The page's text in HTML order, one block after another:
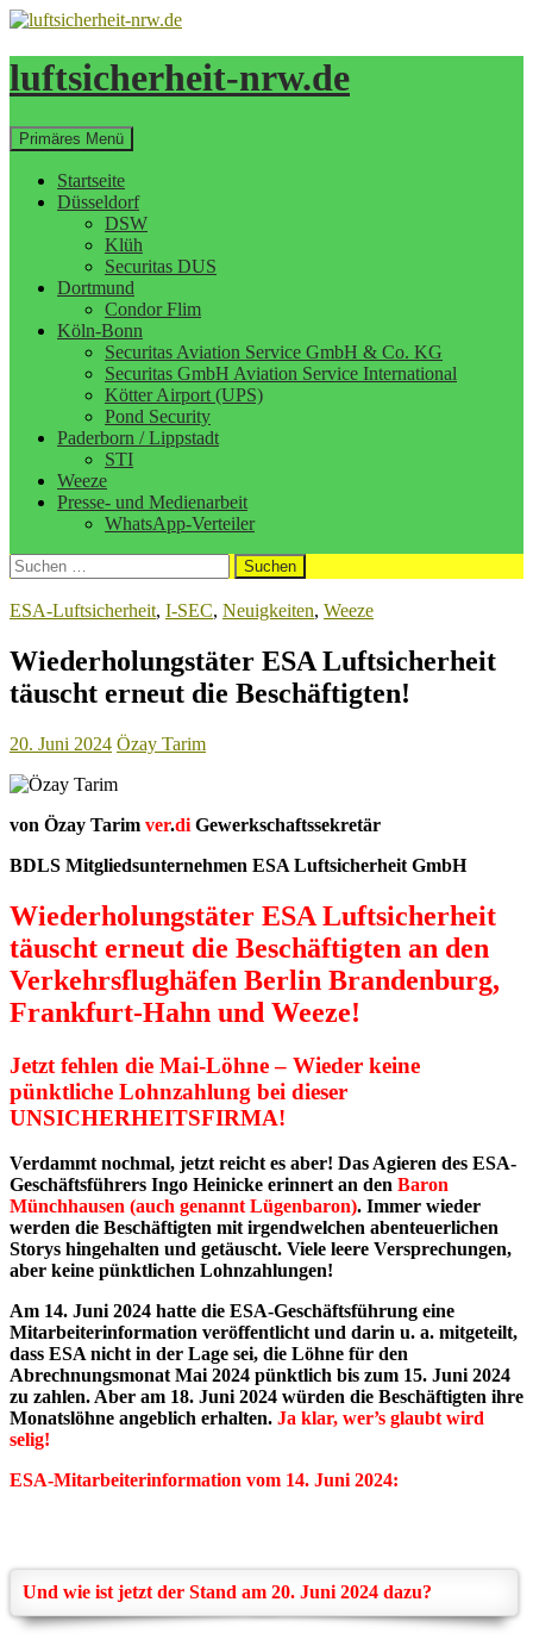
Zum
springen
luftsicherheit-nrw.de
Suchen
Primäres Menü
Startseite
Düsseldorf
DSW
Klüh
Securitas DUS
Dortmund
Condor Flim
Köln-Bonn
Securitas Aviation Service GmbH & Co. KG
Securitas GmbH Aviation Service International
Kötter Airport (UPS)
Pond Security
Paderborn / Lippstadt
STI
Weeze
Presse- und Medienarbeit
WhatsApp-Verteiler
Suchen
nach:
ESA-Luftsicherheit, I-SEC, Neuigkeiten, Weeze
Wiederholungstäter ESA Luftsicherheit
täuscht erneut die Beschäftigten!
20. Juni 2024 Özay Tarim
von Özay Tarim ver.di Gewerkschaftssekretär
BDLS Mitgliedsunternehmen ESA Luftsicherheit GmbH
Wiederholungstäter ESA Luftsicherheit
täuscht erneut die Beschäftigten an den
Verkehrsflughäfen Berlin Brandenburg,
Frankfurt-Hahn und Weeze!
Jetzt fehlen die Mai-Löhne – Wieder keine
pünktliche Lohnzahlung bei dieser
UNSICHERHEITSFIRMA!
Verdammt nochmal, jetzt reicht es aber! Das Agieren des ESA-
Geschäftsführers Ingo Heinicke erinnert an den Baron
Münchhausen (auch genannt Lügenbaron). Immer wieder
werden die Beschäftigten mit irgendwelchen abenteuerlichen
Storys hingehalten und getäuscht. Viele leere Versprechungen,
aber keine pünktlichen Lohnzahlungen!
Am 14. Juni 2024 hatte die ESA-Geschäftsführung eine
Mitarbeiterinformation veröffentlicht und darin u. a. mitgeteilt,
dass ESA nicht in der Lage sei, die Löhne für den
Abrechnungsmonat Mai 2024 pünktlich bis zum 15. Juni 2024
zu zahlen. Aber am 18. Juni 2024 würden die Beschäftigten ihre
Monatslöhne angeblich erhalten. Ja klar, wer’s glaubt wird
selig!
ESA-Mitarbeiterinformation vom 14. Juni 2024:
Und wie ist jetzt der Stand am 20. Juni 2024 dazu?